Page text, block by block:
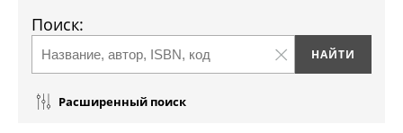
Поиск:
Расширенный поиск